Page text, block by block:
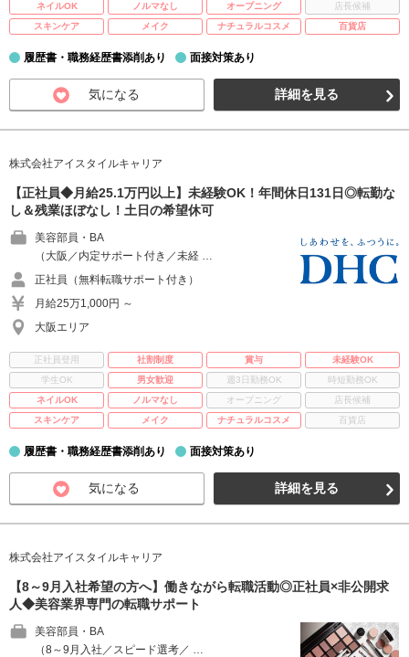
ネイルOK
ノルマなし オープニング
店長候補
スキンケア
メイク ナチュラルコスメ 百貨店
履歴書・職務経歴書添削あり 面接対策あり
気になる 詳細を見る
株式会社アイスタイルキャリア
【正社員◆月給25.1万円以上】未経験OK！年間休日131日◎転勤な
し＆残業ほぼなし！土日の希望休可
美容部員・BA
（大阪／内定サポート付き／未経 …
正社員（無料転職サポート付き）
月給25万1,000円 ～
大阪エリア
正社員登用 社割制度 賞与
未経験OK
学生OK
男女歓迎 週3日勤務OK
時短勤務OK
ネイルOK
ノルマなし オープニング
店長候補
スキンケア
メイク ナチュラルコスメ 百貨店
履歴書・職務経歴書添削あり 面接対策あり
気になる 詳細を見る
株式会社アイスタイルキャリア
【8～9月入社希望の方へ】働きながら転職活動◎正社員×非公開求
人◆美容業界専門の転職サポート
美容部員・BA
（8～9月入社／スピード選考／ …